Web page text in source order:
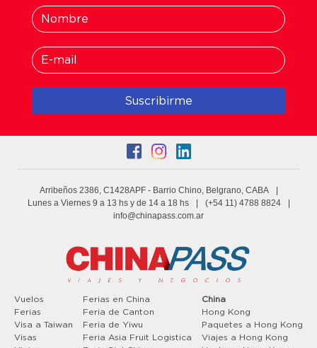
Suscribirme
Arribeños 2386, C1428APF- Barrio Chino, Belgrano, CABA
Lunes a Viernes 9 a 13 hs y de 14 a 18 hs
(+54 11) 4788 8824
info@chinapass.com.ar
Vuelos
Ferias
Visa a Taiwan
Visas
Ferias en China
Feria de Canton
Feria de Yiwu
Feria Asia Fruit Logistica
China
Hong Kong
Paquetes a Hong Kong
Viajes a Hong Kong